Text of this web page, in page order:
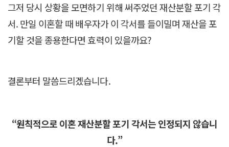
그저 당시 상황을 모면하기 위해 써주었던 재산분할 포기 각
서. 만일 이혼할 때 배우자가 이 각서를 들이밀며 재산을 포
기할 것을 종용한다면 효력이 있을까요?
결론부터 말씀드리겠습니다.
“원칙적으로 이혼 재산분할 포기 각서는 인정되지 않습니
다.”